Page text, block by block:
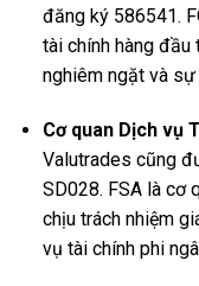
đăng ký 586541.
tài chính hàng đầu
nghiêm ngặt và sự
Cơ quan Dịch vụ
Valutrades cũng
SD028. FSA là cơ
chịu trách nhiệm
vụ tài chính phi